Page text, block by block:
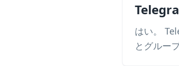
はい。
とグルー